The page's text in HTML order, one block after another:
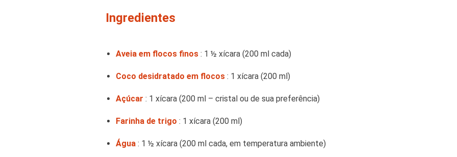
Ingredientes
Aveia em flocos finos : 1 ½ xícara (200 ml cada)
Coco desidratado em flocos : 1 xícara (200 ml)
Açúcar : 1 xícara (200 ml – cristal ou de sua preferência)
Farinha de trigo : 1 xícara (200 ml)
Água : 1 ½ xícara (200 ml cada, em temperatura ambiente)